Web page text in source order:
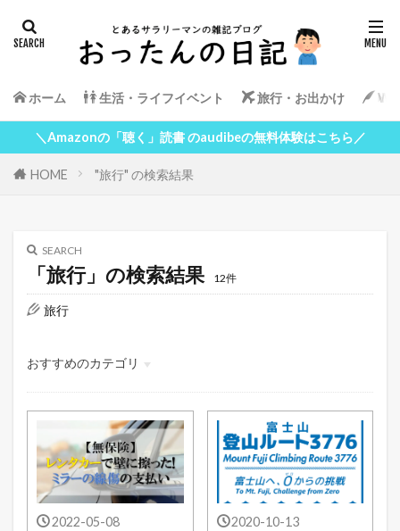
ホーム 生活・ライフイベント 旅行・お出かけ
＼Amazonの「聴く」読書 のaudibeの無料体験はこちら／
HOME "旅行" の検索結果
SEARCH
「旅行」の検索結果 12件
旅行
おすすめのカテゴリ
生活・ライフイベント
旅行・お出かけ
WordPress
2022-05-08
2020-10-13